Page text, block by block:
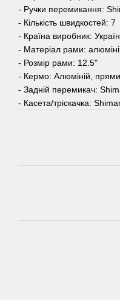
- Ручки перемикання:
- Кількість швидкостей: 7
- Країна виробник:
- Матеріал рами:
- Розмір рами: 12.5"
- Кермо: Алюміній,
- Задній перемикач:
- Касета/тріскачка: